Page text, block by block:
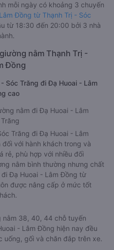
mỗi ngày có khoảng 3 chuyến
Đồng từ Thạnh Trị - Sóc
từ 18:30 đến 20:00 bởi 3 nhà
nằm Thạnh Trị -
Đồng
Sóc Trăng đi Đạ Huoai - Lâm
cao
nằm đi Đạ Huoai - Lâm
Trăng đi Đạ Huoai - Lâm
với hành khách trong và
rẻ, phù hợp với nhiều đối
nằm bình thường nhưng chất
Đạ Huoai - Lâm Đồng từ
được nâng cấp ở mức tốt
nằm 38, 40, 44 chỗ tuyến
- Lâm Đồng hiện nay đều
uống, gối và chăn đắp trên xe.